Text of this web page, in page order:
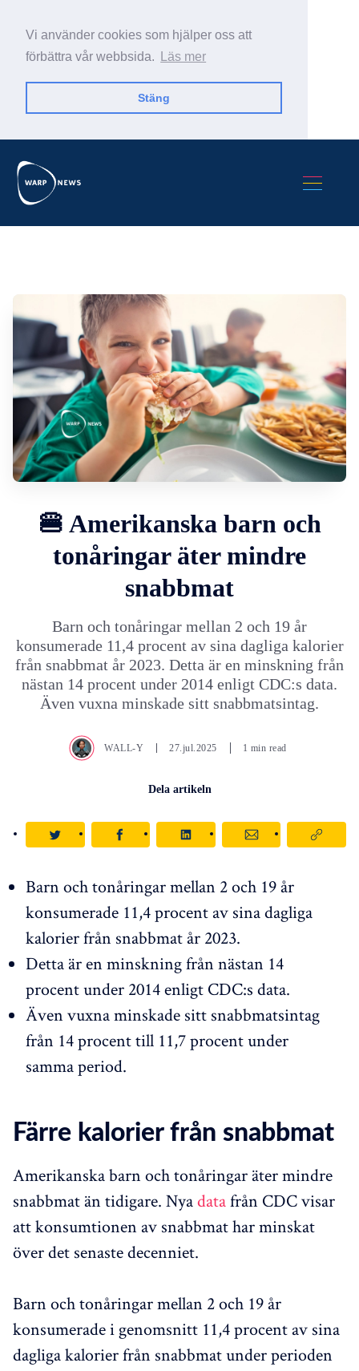
Vi använder cookies som hjälper oss att
förbättra vår webbsida.
Läs mer
Stäng
🍔 Amerikanska barn och
tonåringar äter mindre
snabbmat
Barn och tonåringar mellan 2 och 19 år
konsumerade 11,4 procent av sina dagliga kalorier
från snabbmat år 2023. Detta är en minskning från
nästan 14 procent under 2014 enligt CDC:s data.
Även vuxna minskade sitt snabbmatsintag.
WALL-Y 27.jul.2025 1 min read
Dela artikeln
Barn och tonåringar mellan 2 och 19 år
konsumerade 11,4 procent av sina dagliga
kalorier från snabbmat år 2023.
Detta är en minskning från nästan 14
procent under 2014 enligt CDC:s data.
Även vuxna minskade sitt snabbmatsintag
från 14 procent till 11,7 procent under
samma period.
Färre kalorier från snabbmat
Amerikanska barn och tonåringar äter mindre
snabbmat än tidigare. Nyadatafrån CDC visar
att konsumtionen av snabbmat har minskat
över det senaste decenniet.
Barn och tonåringar mellan 2 och 19 år
konsumerade i genomsnitt 11,4 procent av sina
dagliga kalorier från snabbmat under perioden